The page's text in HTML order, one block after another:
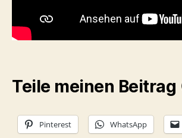
Teile meinen Beitrag
Pinterest WhatsApp